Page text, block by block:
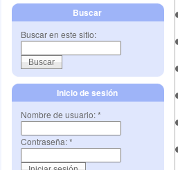
Buscar
Buscar en este sitio:
Inicio de sesión
Nombre de usuario:*
Contraseña:*